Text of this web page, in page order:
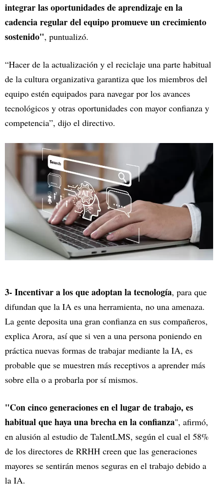
integrar las oportunidades de aprendizaje en la
cadencia regular del equipo promueve un crecimiento
sostenido", puntualizó.
“Hacer de la actualización y el reciclaje una parte habitual
de la cultura organizativa garantiza que los miembros del
equipo estén equipados para navegar por los avances
tecnológicos y otras oportunidades con mayor confianza y
competencia”, dijo el directivo.
3- Incentivar a los que adoptan la tecnología, para que
difundan que la IA es una herramienta, no una amenaza.
La gente deposita una gran confianza en sus compañeros,
explica Arora, así que si ven a una persona poniendo en
práctica nuevas formas de trabajar mediante la IA, es
probable que se muestren más receptivos a aprender más
sobre ella o a probarla por sí mismos.
"Con cinco generaciones en el lugar de trabajo, es
habitual que haya una brecha en la confianza", afirmó,
en alusión al estudio de TalentLMS, según el cual el 58%
de los directores de RRHH creen que las generaciones
mayores se sentirán menos seguras en el trabajo debido a
la IA.